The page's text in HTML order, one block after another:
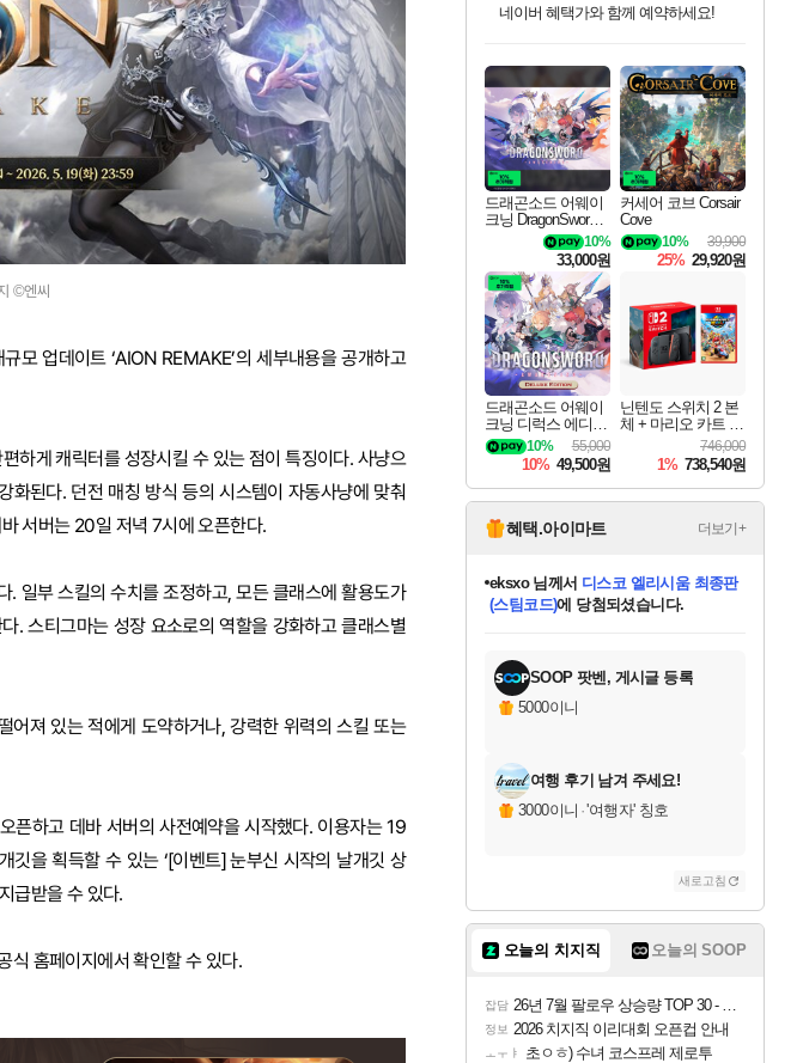
©엔씨
모 업데이트 ‘AION REMAKE’의 세부내용을 공개하고
하게 캐릭터를 성장시킬 수 있는 점이 특징이다. 사냥으
된다. 던전 매칭 방식 등의 시스템이 자동사냥에 맞춰
서버는 20일 저녁 7시에 오픈한다.
. 일부 스킬의 수치를 조정하고, 모든 클래스에 활용도가
. 스티그마는 성장 요소로의 역할을 강화하고 클래스별
어져 있는 적에게 도약하거나, 강력한 위력의 스킬 또는
픈하고 데바 서버의 사전예약을 시작했다. 이용자는 19
깃을 획득할 수 있는 ‘[이벤트] 눈부신 시작의 날개깃 상
급받을 수 있다.
식 홈페이지에서 확인할 수 있다.
네이버혜택과 함께 만나보세요!
50%할인&추가 적립까지!
이니&베니 혜택까지!
커세어 코브 출시 기념 할인!
할인&네이버혜택으로 만나보세요!
네이버페이 혜택과 만나보세요!
40주년 프로모션으로 만나보세요!
네이버 포인트 혜택까지!
할인가에 만나보세요!
일부 에디션 상시 할인!
혜택으로 예약 판매 중
편안하게 충전하세요
드래곤소드 어웨이
크닝 DragonSword A
10%
33,000원
커세어 코브 Corsair
Cove
39,900
10%
25% 29,920원
드래곤소드 어웨이
크닝 디럭스 에디션
DragonSword Awake
ning Deluxe Edition
55,000
10%
10% 49,500원
닌텐도 스위치 2 본
체 + 마리오 카트 월
746,000
1% 738,540원
혜택.아이마트 더보기+
당첨되셨습니다.
당첨되셨습니다.
eksxo님께서 디스코 엘리시움 최종판
(스팀코드)에 당첨되셨습니다.
당첨되셨습니다.
당첨되셨습니다.
에디션 (스팀코드) 를 교환.
당첨되셨습니다.
당첨되셨습니다.
당첨되셨습니다.
당첨되셨습니다.
SOOP 팟벤, 게시글 등록
5000이니
여행 후기 남겨 주세요!
3000이니 ·'여행자' 칭호
새로고침
오늘의 치지직 오늘의 SOOP
잡담 26년 7월 팔로우 상승량 TOP 30 - 월간 치지직
정보 2026 치지직 이리대회 오픈컵 안내
ㅗㅜㅑ 초ㅇㅎ) 수녀 코스프레 제로투